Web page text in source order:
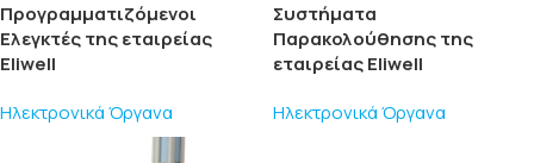
Προγραμματιζόμενοι
Ελεγκτές της εταιρείας
Eliwell
Ηλεκτρονικά Όργανα
Συστήματα
Παρακολούθησης της
εταιρείας Eliwell
Ηλεκτρονικά Όργανα